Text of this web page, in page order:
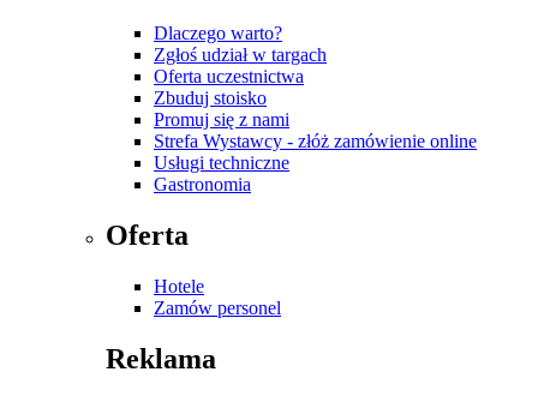
Dlaczego warto?
Zgłoś udział w targach
Oferta uczestnictwa
Zbuduj stoisko
Promuj się z nami
Strefa Wystawcy - złóż zamówienie online
Usługi techniczne
Gastronomia
Oferta
Hotele
Zamów personel
Reklama